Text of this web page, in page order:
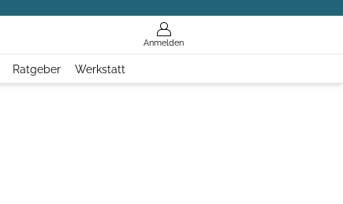
Anmelden
Ratgeber Werkstatt